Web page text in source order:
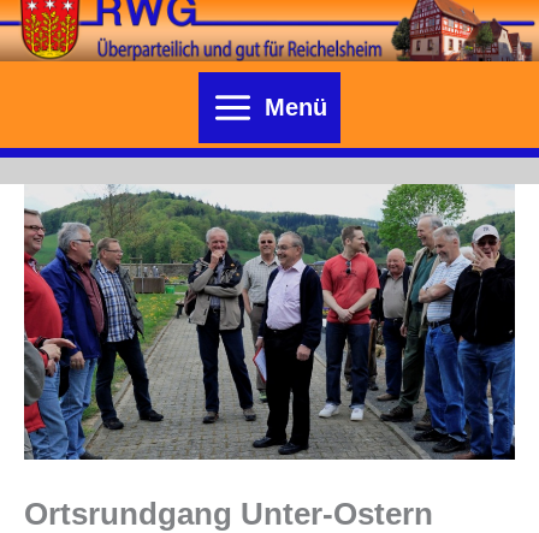
Zum
Inhalt
springen
Menü
Ortsrundgang Unter-Ostern